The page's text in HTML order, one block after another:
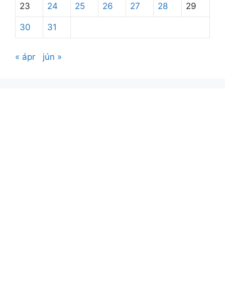
23 24 25 26 27 28 29
30 31
« ápr jún »